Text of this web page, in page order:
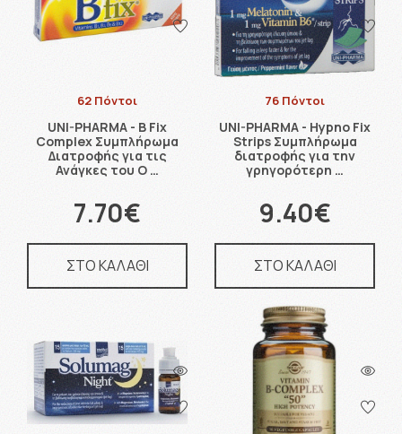
62 Πόντοι
UNI-PHARMA - B Fix
Complex Συμπλήρωμα
Διατροφής για τις
Ανάγκες του Ο …
7.70€
ΣΤΟ ΚΑΛΑΘΙ
76 Πόντοι
UNI-PHARMA - Hypno Fix
Strips Συμπλήρωμα
διατροφής για την
γρηγορότερη …
9.40€
ΣΤΟ ΚΑΛΑΘΙ